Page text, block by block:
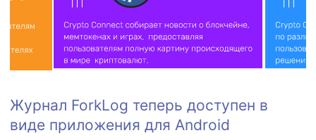
Журнал ForkLog теперь доступен в
виде приложения для Android